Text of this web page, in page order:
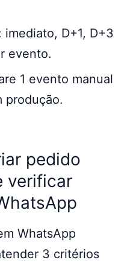
imediato, D+1, D+3
evento.
1 evento manual
produção.
pedido
verificar
WhatsApp
3 critérios